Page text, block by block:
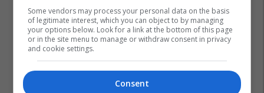
Some vendors may process your personal data on the basis
of legitimate interest, which you can object to by managing
your options below. Look for a link at the bottom of this page
or in the site menu to manage or withdraw consent in privacy
and cookie settings.
Consent